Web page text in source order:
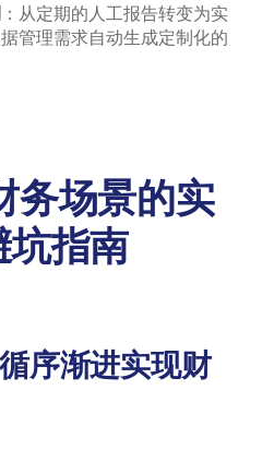
：从定期的人工报告转变为实
管理需求自动生成定制化的
务场景的实
指南
序渐进实现财